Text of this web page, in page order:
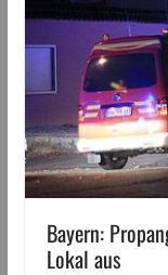
Bayern:
Lokal aus